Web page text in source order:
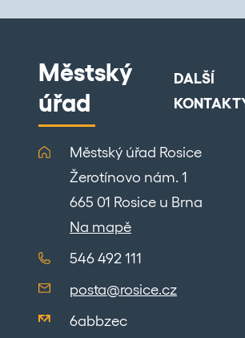
Městský
úřad
DALŠÍ
Městský úřad Rosice
Žerotínovo nám. 1
665 01 Rosice u Brna
Na mapě
546 492 111
posta@rosice.cz
6abbzec